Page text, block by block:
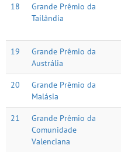
18
Grande Prêmio da
Tailândia
19
Grande Prêmio da
Austrália
20
Grande Prêmio da
Malásia
21
Grande Prêmio da
Comunidade
Valenciana